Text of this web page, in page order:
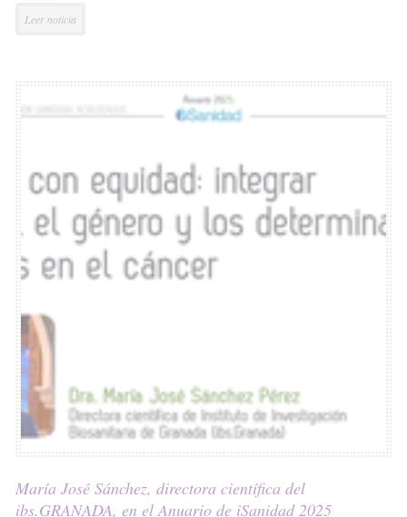
Leer noticia
María José Sánchez, directora científica del
ibs.GRANADA, en el Anuario de iSanidad 2025